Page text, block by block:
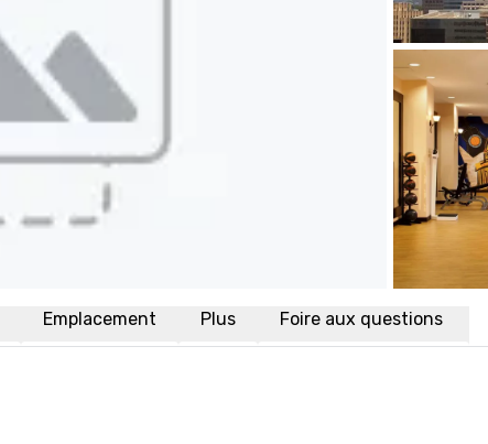
Emplacement Plus Foire aux questions